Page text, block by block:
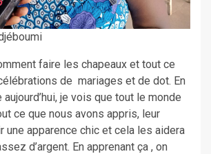
faire les chapeaux et tout ce
de mariages et de dot. En
je vois que tout le monde
ce que nous avons appris, leur
une apparence chic et cela les aidera
d’argent. En apprenant ça , on